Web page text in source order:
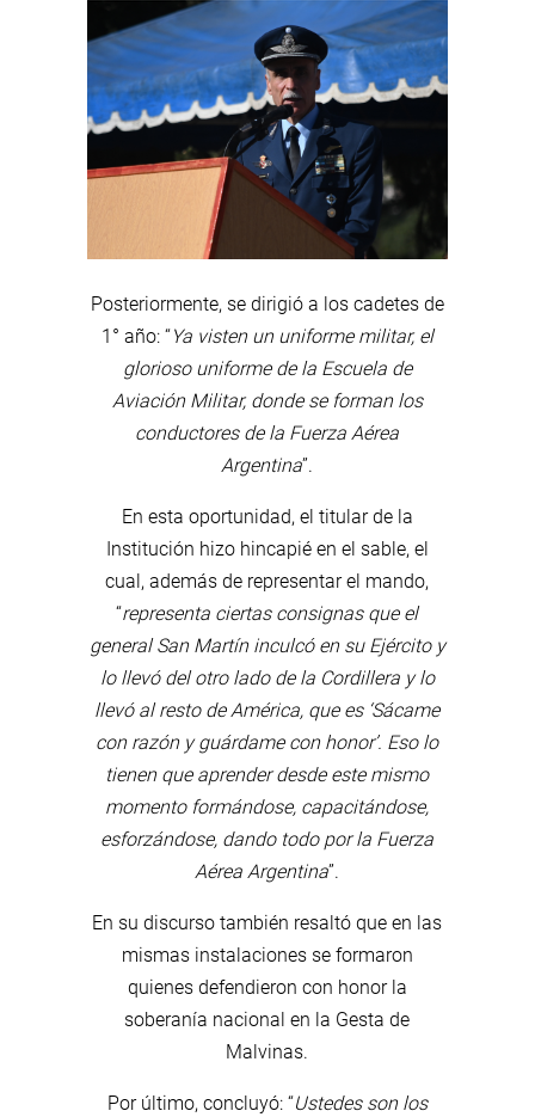
Posteriormente, se dirigió a los cadetes de
1° año: “Ya visten un uniforme militar, el
glorioso uniforme de la Escuela de
Aviación Militar, donde se forman los
conductores de la Fuerza Aérea
Argentina”.
En esta oportunidad, el titular de la
Institución hizo hincapié en el sable, el
cual, además de representar el mando,
“representa ciertas consignas que el
general San Martín inculcó en su Ejército y
lo llevó del otro lado de la Cordillera y lo
llevó al resto de América, que es ‘Sácame
con razón y guárdame con honor’. Eso lo
tienen que aprender desde este mismo
momento formándose, capacitándose,
esforzándose, dando todo por la Fuerza
Aérea Argentina”.
En su discurso también resaltó que en las
mismas instalaciones se formaron
quienes defendieron con honor la
soberanía nacional en la Gesta de
Malvinas.
Por último, concluyó: “Ustedes son los